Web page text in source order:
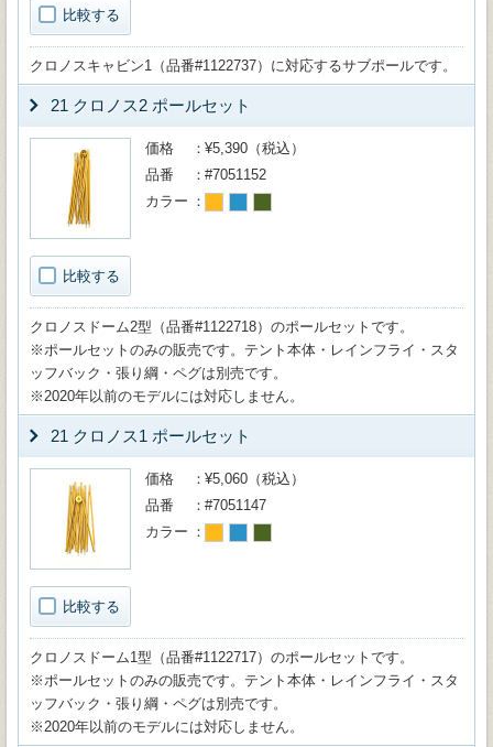
比較する
クロノスキャビン1（品番#1122737）に対応するサブポールです。
21 クロノス2 ポールセット
比較する
価格
¥5,390（税込）
品番
#7051152
カラー
クロノスドーム2型（品番#1122718）のポールセットです。
※ポールセットのみの販売です。テント本体・レインフライ・スタ
ッフバック・張り綱・ペグは別売です。
※2020年以前のモデルには対応しません。
21 クロノス1 ポールセット
比較する
価格
¥5,060（税込）
品番
#7051147
カラー
クロノスドーム1型（品番#1122717）のポールセットです。
※ポールセットのみの販売です。テント本体・レインフライ・スタ
ッフバック・張り綱・ペグは別売です。
※2020年以前のモデルには対応しません。